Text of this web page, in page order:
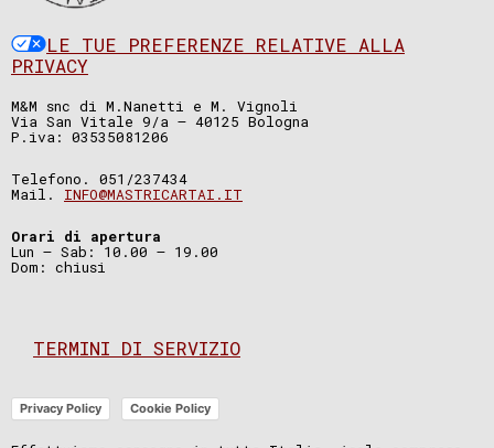
LE TUE PREFERENZE RELATIVE ALLA
PRIVACY
M&M snc di M.Nanetti e M. Vignoli
Via San Vitale 9/a – 40125 Bologna
P.iva: 03535081206
Telefono. 051/237434
Mail. INFO@MASTRICARTAI.IT
Orari di apertura
Lun – Sab: 10.00 – 19.00
Dom: chiusi
TERMINI DI SERVIZIO
Privacy Policy Cookie Policy